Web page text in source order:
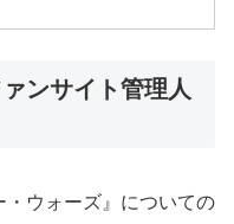
ンサイト管理人
ウォーズ』についての